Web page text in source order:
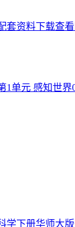
套资料下载查
1单元 感知世界
学下册华师大